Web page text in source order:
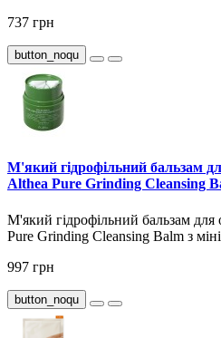
737 грн
button_noqu
М'який гідрофільний бальзам
Althea Pure Grinding Cleansing
М'який гідрофільний бальзам
Pure Grinding Cleansing Balm з
997 грн
button_noqu